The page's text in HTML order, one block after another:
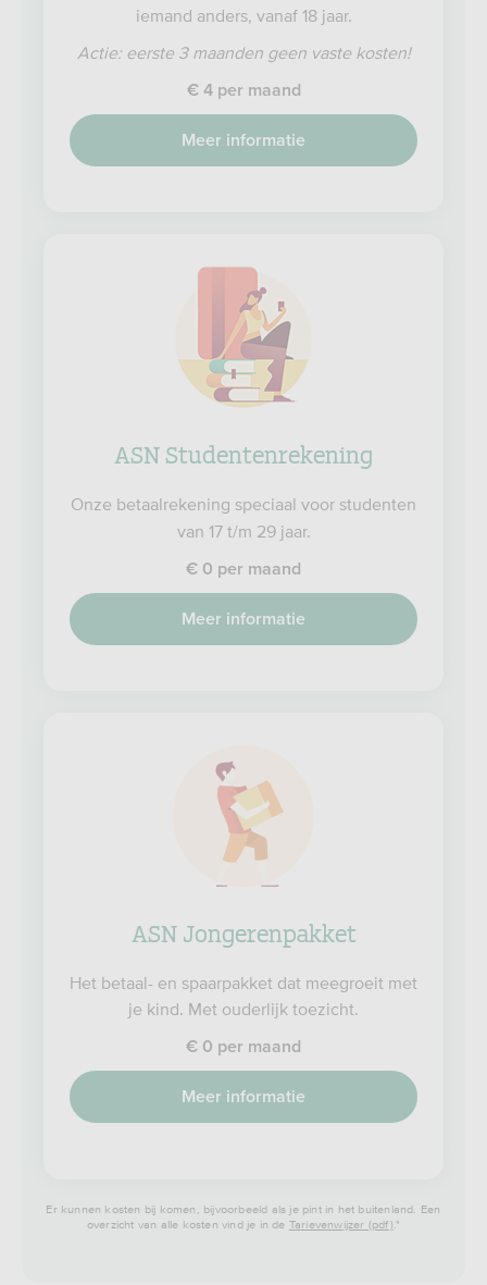
iemand anders, vanaf 18 jaar.
Actie: eerste 3 maanden geen vaste kosten!
€ 4 per maand
Meer informatie
ASN Studentenrekening
Onze betaalrekening speciaal voor studenten
van 17 t/m 29 jaar.
€ 0 per maand
Meer informatie
ASN Jongerenpakket
Het betaal- en spaarpakket dat meegroeit met
je kind. Met ouderlijk toezicht.
€ 0 per maand
Meer informatie
Er kunnen kosten bij komen, bijvoorbeeld als je pint in het buitenland. Een
overzicht van alle kosten vind je in de Tarievenwijzer (pdf) ."